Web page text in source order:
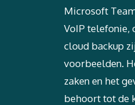
Microsoft
VoIP telefonie,
cloud backup
voorbeelden.
zaken en het
behoort tot de